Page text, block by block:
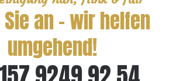
an – wir helfen
umgehend!